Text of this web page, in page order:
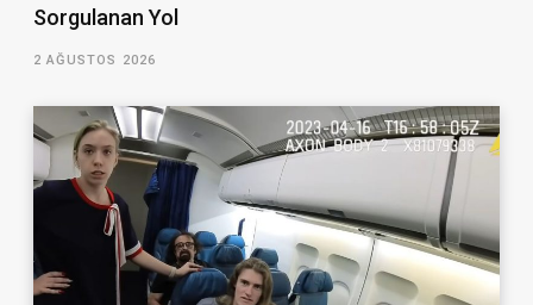
Sorgulanan Yol
2 AĞUSTOS 2026